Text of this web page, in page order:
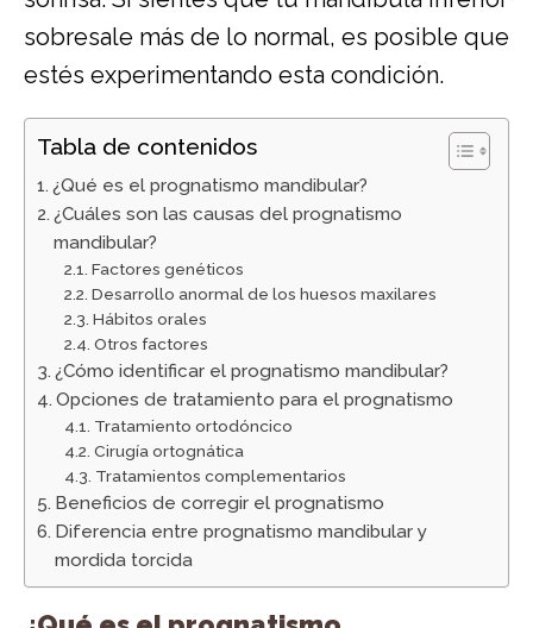
sobresale más de lo normal, es posible que
estés experimentando esta condición.
Tabla de contenidos
¿Qué es el prognatismo mandibular?
¿Cuáles son las causas del prognatismo
mandibular?
Factores genéticos
Desarrollo anormal de los huesos maxilares
Hábitos orales
Otros factores
¿Cómo identificar el prognatismo mandibular?
Opciones de tratamiento para el prognatismo
Tratamiento ortodóncico
Cirugía ortognática
Tratamientos complementarios
Beneficios de corregir el prognatismo
Diferencia entre prognatismo mandibular y
mordida torcida